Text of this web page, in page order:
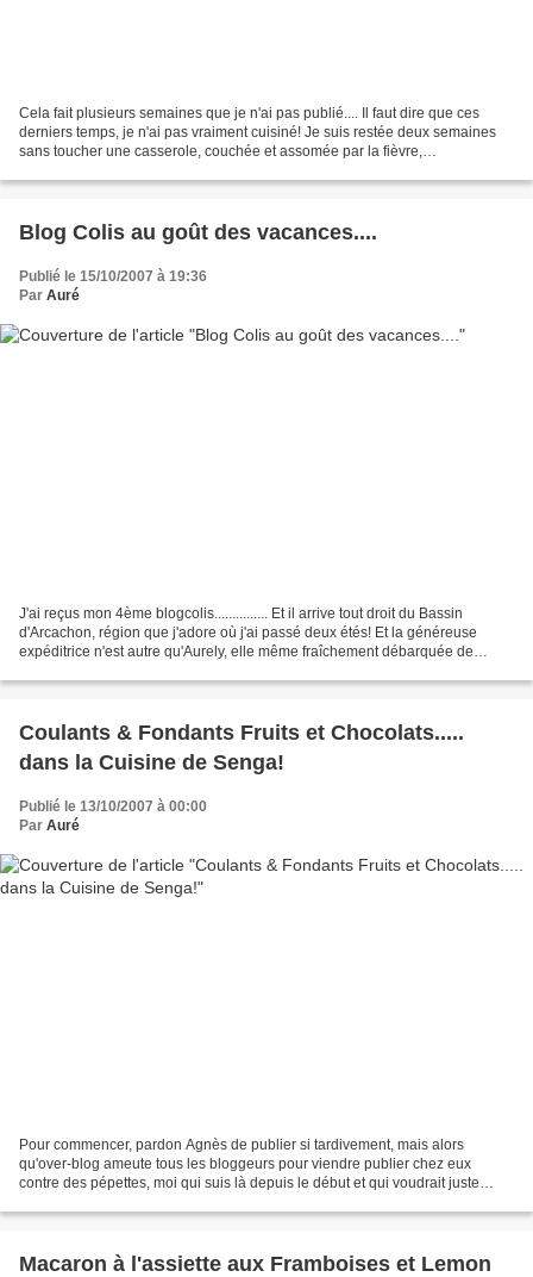
Cela fait plusieurs semaines que je n'ai pas publié.... Il faut dire que ces
derniers temps, je n'ai pas vraiment cuisiné! Je suis restée deux semaines
sans toucher une casserole, couchée et assomée par la fièvre,
Blog Colis au goût des vacances....
Publié le 15/10/2007 à 19:36
Par Auré
J'ai reçus mon 4ème blogcolis............... Et il arrive tout droit du Bassin
d'Arcachon, région que j'adore où j'ai passé deux étés! Et la généreuse
expéditrice n'est autre qu'Aurely, elle même fraîchement débarquée de
Coulants & Fondants Fruits et Chocolats.....
dans la Cuisine de Senga!
Publié le 13/10/2007 à 00:00
Par Auré
Pour commencer, pardon Agnès de publier si tardivement, mais alors
qu'over-blog ameute tous les bloggeurs pour viendre publier chez eux
contre des pépettes, moi qui suis là depuis le début et qui voudrait juste
Macaron à l'assiette aux Framboises et Lemon